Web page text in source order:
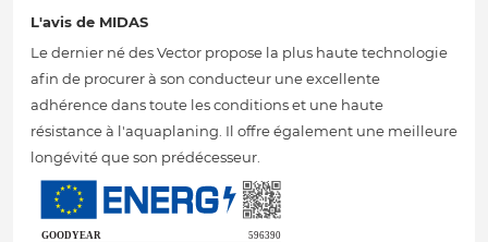
L'avis de MIDAS
Le dernier né des Vector propose la plus haute technologie
afin de procurer à son conducteur une excellente
adhérence dans toute les conditions et une haute
résistance à l'aquaplaning. Il offre également une meilleure
longévité que son prédécesseur.